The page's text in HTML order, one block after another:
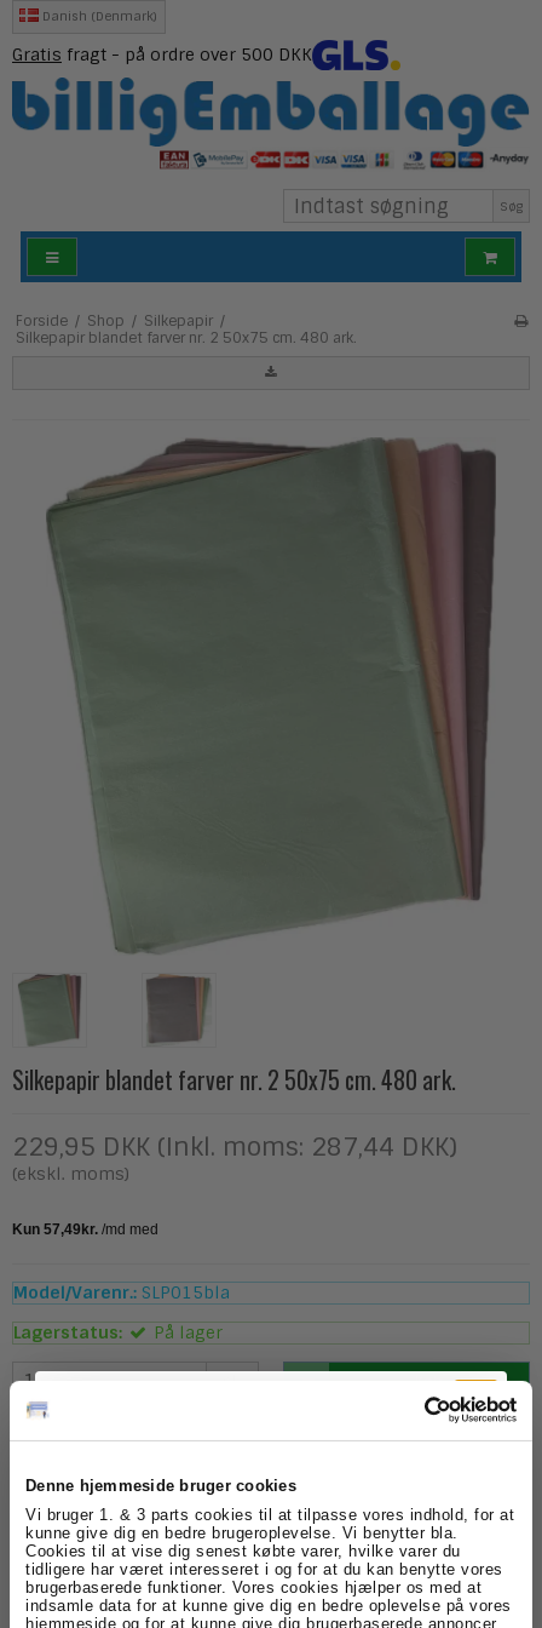
Denne hjemmeside bruger cookies
Vi bruger 1. & 3 parts cookies til at tilpasse vores indhold, for at
kunne give dig en bedre brugeroplevelse. Vi benytter bla.
Cookies til at vise dig senest købte varer, hvilke varer du
tidligere har været interesseret i og for at du kan benytte vores
brugerbaserede funktioner. Vores cookies hjælper os med at
indsamle data for at kunne give dig en bedre oplevelse på vores
hjemmeside og for at kunne give dig brugerbaserede annoncer
Danish (Denmark)
Gratis fragt - på ordre over 500 DKK
Søg
Forside / Shop / Silkepapir /
Silkepapir blandet farver nr. 2 50x75 cm. 480 ark.
Silkepapir blandet farver nr. 2 50x75 cm. 480 ark.
229,95 DKK (Inkl. moms: 287,44 DKK)
(ekskl. moms)
Model/Varenr.: SLP015bla
Lagerstatus:
På lager
Silkepapir blandet nr. 2 er blandede farver er det perfekte valg til
enhver lejlighed. Det leveres i en pakke med 480 ark med
forskellige farver 120 ark i hver farve, herunder sart grøn, peach,
baby rose og lilla , hvilket gør det ideelt til kreativ indpakning,
dekorationer, pakkefyld og meget mere.
Tilmeld dig
nyhedsbrevet
Få skarpe tilbud, nyheder og eksklusive